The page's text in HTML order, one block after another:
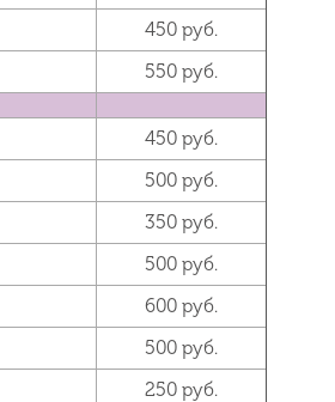
450 руб.
550 руб.
450 руб.
500 руб.
350 руб.
500 руб.
600 руб.
500 руб.
250 руб.